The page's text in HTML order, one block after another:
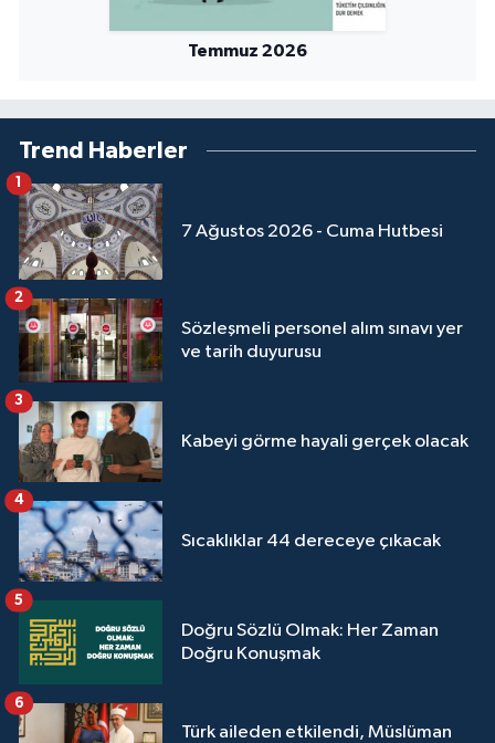
Temmuz 2026
Trend Haberler
7 Ağustos 2026 - Cuma Hutbesi
1
Sözleşmeli personel alım sınavı yer
ve tarih duyurusu
2
Kabeyi görme hayali gerçek olacak
3
Sıcaklıklar 44 dereceye çıkacak
4
Doğru Sözlü Olmak: Her Zaman
Doğru Konuşmak
5
Türk aileden etkilendi, Müslüman
6
Yalova Müftülüğü
Yozgat Müftülüğü
Zonguldak Müftülüğü